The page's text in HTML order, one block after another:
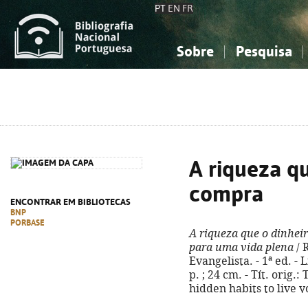
PT EN FR
Sobre Pesquisa
ENCONTRAR EM BIBLIOTECAS
BNP
PORBASE
A riqueza
compra
A riqueza que o
para uma vida plena /
Evangelista. - 1ª ed. -
p. ; 24 cm. - Tít. orig.:
hidden habits to live